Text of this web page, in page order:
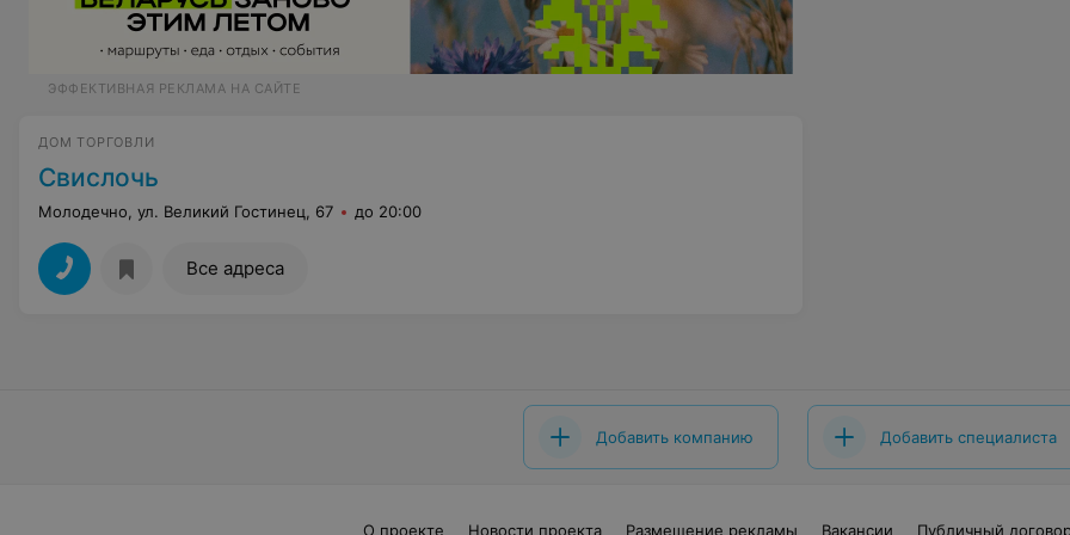
ЭФФЕКТИВНАЯ РЕКЛАМА НА САЙТЕ
ДОМ ТОРГОВЛИ
Свислочь
Молодечно, ул. Великий Гостинец, 67 до 20:00
Все адреса
Добавить компанию Добавить специалиста
О проекте Новости проекта Размещение рекламы Вакансии Публичный